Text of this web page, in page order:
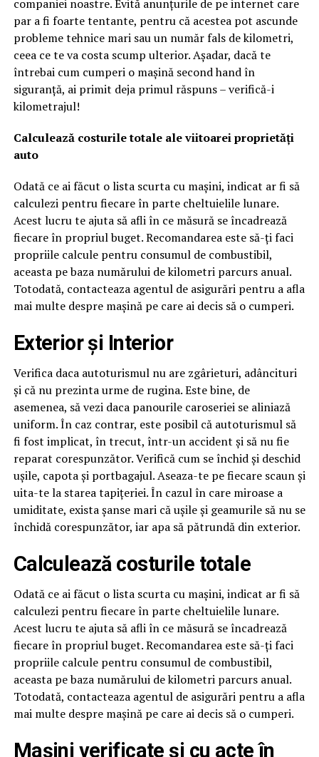
companiei noastre. Evită anunțurile de pe internet care
par a fi foarte tentante, pentru că acestea pot ascunde
probleme tehnice mari sau un număr fals de kilometri,
ceea ce te va costa scump ulterior. Așadar, dacă te
întrebai cum cumperi o mașină second hand în
siguranță, ai primit deja primul răspuns – verifică-i
kilometrajul!
Calculează costurile totale ale viitoarei proprietăți
auto
Odată ce ai făcut o lista scurta cu mașini, indicat ar fi să
calculezi pentru fiecare în parte cheltuielile lunare.
Acest lucru te ajuta să afli în ce măsură se încadrează
fiecare în propriul buget. Recomandarea este să-ți faci
propriile calcule pentru consumul de combustibil,
aceasta pe baza numărului de kilometri parcurs anual.
Totodată, contacteaza agentul de asigurări pentru a afla
mai multe despre mașină pe care ai decis să o cumperi.
Exterior și Interior
Verifica daca autoturismul nu are zgârieturi, adâncituri
și că nu prezinta urme de rugina. Este bine, de
asemenea, să vezi daca panourile caroseriei se aliniază
uniform. În caz contrar, este posibil că autoturismul să
fi fost implicat, în trecut, într-un accident și să nu fie
reparat corespunzător. Verifică cum se închid și deschid
ușile, capota și portbagajul. Aseaza-te pe fiecare scaun și
uita-te la starea tapițeriei. În cazul în care miroase a
umiditate, exista șanse mari că ușile și geamurile să nu se
închidă corespunzător, iar apa să pătrundă din exterior.
Calculează costurile totale
Odată ce ai făcut o lista scurta cu mașini, indicat ar fi să
calculezi pentru fiecare în parte cheltuielile lunare.
Acest lucru te ajuta să afli în ce măsură se încadrează
fiecare în propriul buget. Recomandarea este să-ți faci
propriile calcule pentru consumul de combustibil,
aceasta pe baza numărului de kilometri parcurs anual.
Totodată, contacteaza agentul de asigurări pentru a afla
mai multe despre mașină pe care ai decis să o cumperi.
Mașini verificate și cu acte în